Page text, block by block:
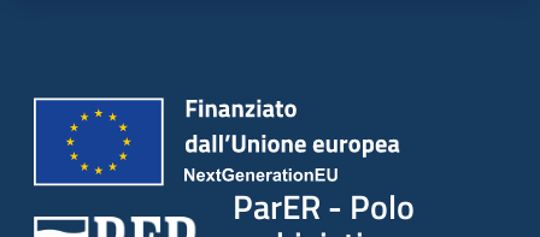
ParER - Polo